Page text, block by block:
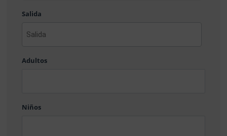
MM
Salida
MM
Adultos
Niños